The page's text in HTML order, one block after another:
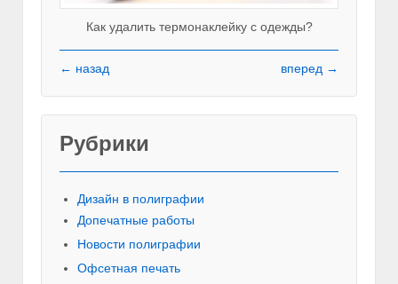
Как удалить термонаклейку с одежды?
← назад вперед →
Рубрики
Дизайн в полиграфии
Допечатные работы
Новости полиграфии
Офсетная печать